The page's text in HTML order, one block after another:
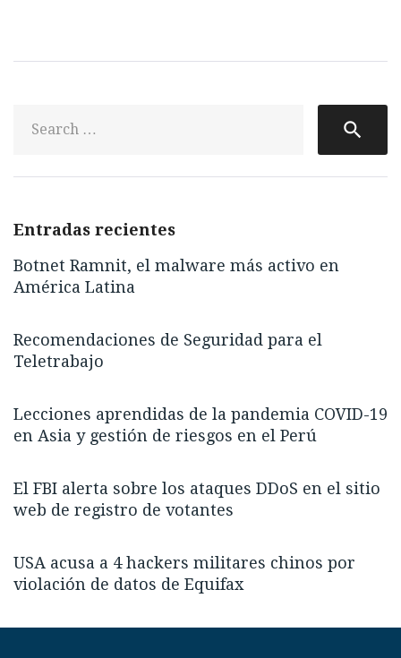
search
Entradas recientes
Botnet Ramnit, el malware más activo en
América Latina
Recomendaciones de Seguridad para el
Teletrabajo
Lecciones aprendidas de la pandemia COVID-19
en Asia y gestión de riesgos en el Perú
El FBI alerta sobre los ataques DDoS en el sitio
web de registro de votantes
USA acusa a 4 hackers militares chinos por
violación de datos de Equifax